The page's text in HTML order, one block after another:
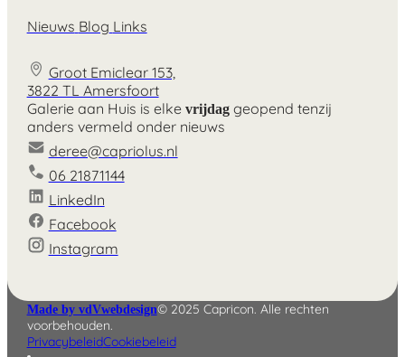
Nieuws Blog Links
Groot Emiclear 153,
3822 TL Amersfoort
Galerie aan Huis is elke vrijdaggeopend tenzij
anders vermeld onder nieuws
deree@capriolus.nl
06 21871144
LinkedIn
Facebook
Instagram
Made by vdVwebdesign© 2025 Capricon. Alle rechten
voorbehouden.
PrivacybeleidCookiebeleid
English
Deutsch